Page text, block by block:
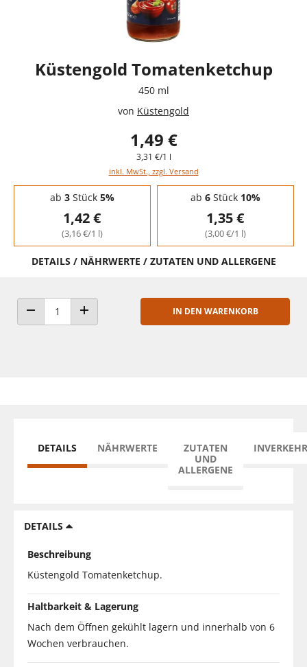
Küstengold Tomatenketchup
450 ml
von Küstengold
1,49 €
3,31 €/1 l
inkl. MwSt., zzgl. Versand
Staffelpreise - Mengenrabatt
ab 3Stück 5%
1,42 €
(3,16 €/1 l)
ab 6Stück 10%
1,35 €
(3,00 €/1 l)
DETAILS / NÄHRWERTE / ZUTATEN UND ALLERGENE
ANZAHL VERRINGERNANZAHL ERHÖHEN
IN DEN WARENKORB
DETAILS NÄHRWERTE
ZUTATEN
UND
ALLERGENE
DETAILS
Beschreibung
Küstengold Tomatenketchup.
Haltbarkeit & Lagerung
Nach dem Öffnen gekühlt lagern und innerhalb von 6
Wochen verbrauchen.